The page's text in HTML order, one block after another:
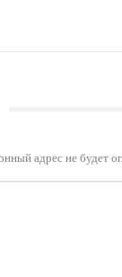
адрес не будет